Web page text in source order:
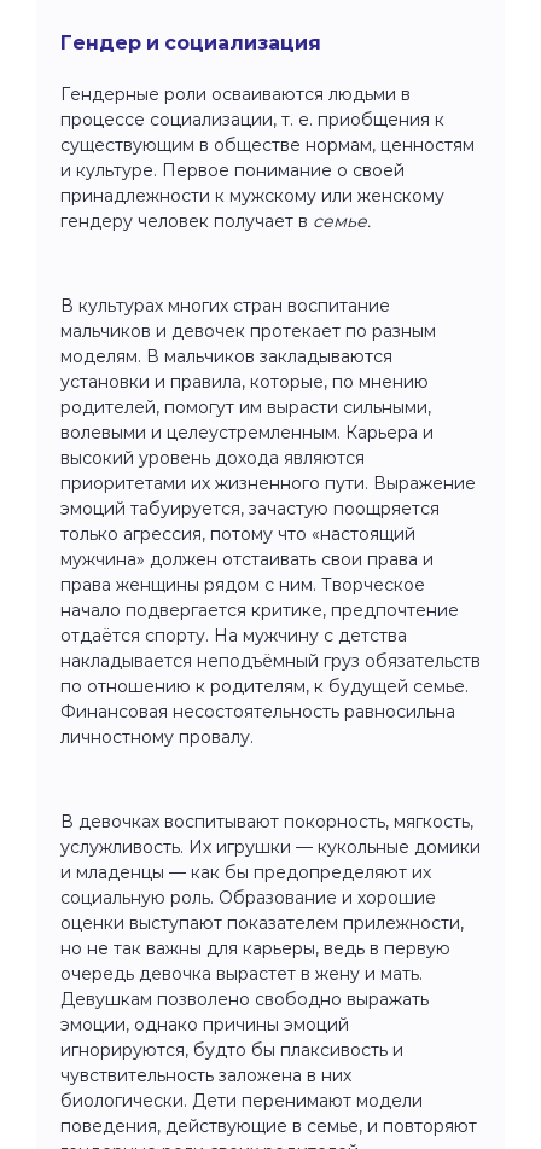
Гендер и социализация
Гендерные роли осваиваются людьми в
процессе социализации, т. е. приобщения к
существующим в обществе нормам, ценностям
и культуре. Первое понимание о своей
принадлежности к мужскому или женскому
гендеру человек получает в семье.
В культурах многих стран воспитание
мальчиков и девочек протекает по разным
моделям. В мальчиков закладываются
установки и правила, которые, по мнению
родителей, помогут им вырасти сильными,
волевыми и целеустремленным. Карьера и
высокий уровень дохода являются
приоритетами их жизненного пути. Выражение
эмоций табуируется, зачастую поощряется
только агрессия, потому что «настоящий
мужчина» должен отстаивать свои права и
права женщины рядом с ним. Творческое
начало подвергается критике, предпочтение
отдаётся спорту. На мужчину с детства
накладывается неподъёмный груз обязательств
по отношению к родителям, к будущей семье.
Финансовая несостоятельность равносильна
личностному провалу.
В девочках воспитывают покорность, мягкость,
услужливость. Их игрушки — кукольные домики
и младенцы — как бы предопределяют их
социальную роль. Образование и хорошие
оценки выступают показателем прилежности,
но не так важны для карьеры, ведь в первую
очередь девочка вырастет в жену и мать.
Девушкам позволено свободно выражать
эмоции, однако причины эмоций
игнорируются, будто бы плаксивость и
чувствительность заложена в них
биологически. Дети перенимают модели
поведения, действующие в семье, и повторяют